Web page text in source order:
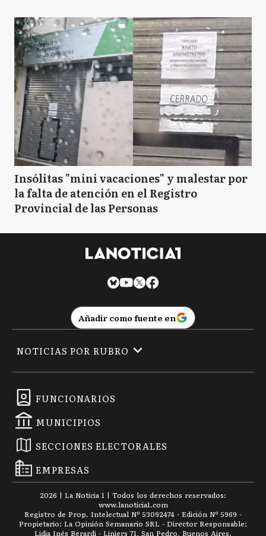
Insólitas "mini vacaciones" y malestar por
la falta de atención en el Registro
Provincial de las Personas
Añadir como fuente en
FUNCIONARIOS
MUNICIPIOS
SECCIONES ELECTORALES
EMPRESAS
NOTICIAS POR RUBRO
2026 | La Noticia 1 | Todos los derechos reservados:
www.lanoticia1.com
Registro de Prop. Intelectual Nº 53092474 · Edición Nº 5969 -
Propietario: La Opinión Semanario SRL - Director Responsable:
Lidia Inés Berardi - Liniers 71, San Pedro, Buenos Aires.